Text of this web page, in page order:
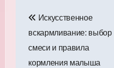
по
записям
Искусственное
вскармливание: выбор
смеси и правила
кормления малыша